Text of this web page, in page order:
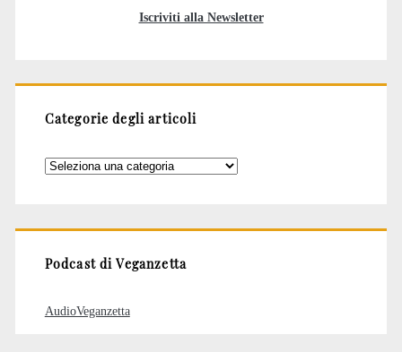
Iscriviti alla Newsletter
Categorie degli articoli
Categorie
Podcast di Veganzetta
AudioVeganzetta